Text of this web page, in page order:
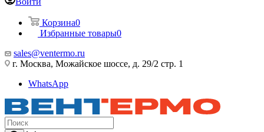
Корзина0
Избранные товары0
sales@ventermo.ru
г. Москва, Можайское шоссе, д. 29/2 стр. 1
WhatsApp